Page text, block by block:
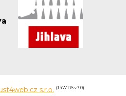
s.r.o. (J4W-RS v7.0)